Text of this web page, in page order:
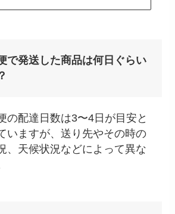
で発送した商品は何日ぐらい
の配達日数は3〜4日が目安と
いますが、送り先やその時の
、天候状況などによって異な